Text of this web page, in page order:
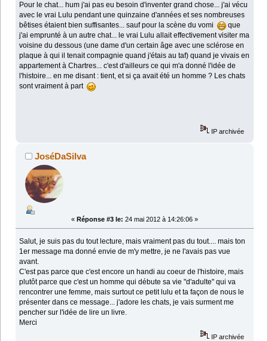
Pour le chat... hum j'ai pas eu besoin d'inventer grand chose... j'ai vécu
avec le vrai Lulu pendant une quinzaine d'années et ses nombreuses
bêtises étaient bien suffisantes... sauf pour la scène du vomi
que
j'ai emprunté à un autre chat... le vrai Lulu allait effectivement visiter ma
voisine du dessous (une dame d'un certain âge avec une sclérose en
plaque à qui il tenait compagnie quand j'étais au taf) quand je vivais en
appartement à Chartres... c'est d'ailleurs ce qui m'a donné l'idée de
l'histoire... en me disant : tient, et si ça avait été un homme ? Les chats
sont vraiment à part
IP archivée
JoséDaSilva
« Réponse #3 le: 24 mai 2012 à 14:26:06 »
Salut, je suis pas du tout lecture, mais vraiment pas du tout.... mais ton
1er message ma donné envie de m'y mettre, je ne l'avais pas vue
avant.
C'est pas parce que c'est encore un handi au coeur de l'histoire, mais
plutôt parce que c'est un homme qui débute sa vie "d'adulte" qui va
rencontrer une femme, mais surtout ce petit lulu et ta façon de nous le
présenter dans ce message... j'adore les chats, je vais surment me
pencher sur l'idée de lire un livre.
Merci
IP archivée